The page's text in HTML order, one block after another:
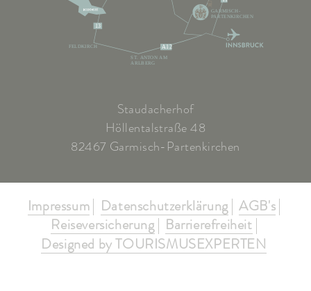
A12
13
ST. ANTON AM
ARLBERG
FELDKIRCH
GARMISCH-
PARTENKIRCHEN
Staudacherhof
Höllentalstraße 48
82467 Garmisch-Partenkirchen
Impressum Datenschutzerklärung
AGB's
Reiseversicherung
Barrierefreiheit
Designed by TOURISMUSEXPERTEN